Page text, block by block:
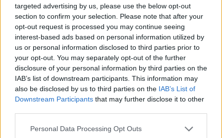
targeted advertising by us, please use the below opt-out
section to confirm your selection. Please note that after your
opt-out request is processed you may continue seeing
interest-based ads based on personal information utilized by
us or personal information disclosed to third parties prior to
your opt-out. You may separately opt-out of the further
disclosure of your personal information by third parties on the
IAB’s list of downstream participants. This information may
also be disclosed by us to third parties on the IAB’s List of
Downstream Participants that may further disclose it to other
Personal Data Processing Opt Outs
Bonus Malus
Presenze a
voto
Quotazioni